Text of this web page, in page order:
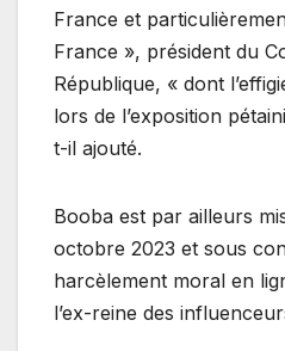
France et
France », président du
République, « dont
lors de l’exposition
t-il ajouté.
Booba est par ailleurs
octobre 2023 et sous
harcèlement moral en
l’ex-reine des